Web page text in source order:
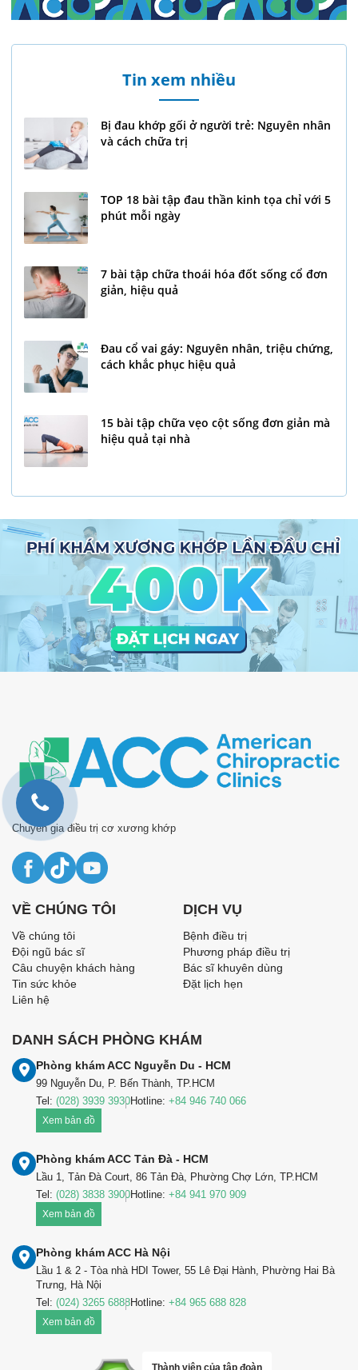
Tin xem nhiều
Bị đau khớp gối ở người trẻ: Nguyên nhân
và cách chữa trị
TOP 18 bài tập đau thần kinh tọa chỉ với 5
phút mỗi ngày
7 bài tập chữa thoái hóa đốt sống cổ đơn
giản, hiệu quả
Đau cổ vai gáy: Nguyên nhân, triệu chứng,
cách khắc phục hiệu quả
15 bài tập chữa vẹo cột sống đơn giản mà
hiệu quả tại nhà
Chuyên gia điều trị cơ xương khớp
DANH SÁCH PHÒNG KHÁM
Phòng khám ACC Nguyễn Du - HCM
99 Nguyễn Du, P. Bến Thành, TP.HCM
Tel: (028) 3939 3930Hotline: +84 946 740 066
Xem bản đồ
Phòng khám ACC Tản Đà - HCM
Lầu 1, Tản Đà Court, 86 Tản Đà, Phường Chợ Lớn, TP.HCM
Tel: (028) 3838 3900Hotline: +84 941 970 909
Xem bản đồ
Phòng khám ACC Hà Nội
Lầu 1 & 2 - Tòa nhà HDI Tower, 55 Lê Đại Hành, Phường Hai Bà
Trưng, Hà Nội
Tel: (024) 3265 6888Hotline: +84 965 688 828
Xem bản đồ
VỀ CHÚNG TÔI
Về chúng tôi
Đội ngũ bác sĩ
Câu chuyện khách hàng
Tin sức khỏe
Liên hệ
DỊCH VỤ
Bệnh điều trị
Phương pháp điều trị
Bác sĩ khuyên dùng
Đặt lịch hẹn
Thành viên của tập đoàn